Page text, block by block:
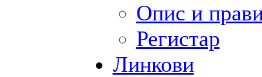
Опис и
Регистар
Линкови